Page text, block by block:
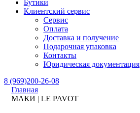
Бутики
Клиентский сервис
Сервис
Оплата
Доставка и получение
Подарочная упаковка
Контакты
Юридическая документация
8 (969)200-26-08
Главная
МАКИ | LE PAVOT